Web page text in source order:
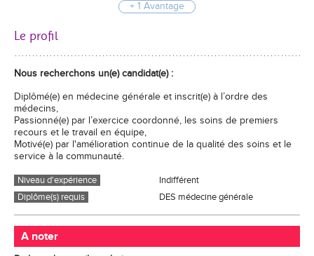
+ 1 Avantage
Le profil
Nous recherchons un(e) candidat(e) :
Diplômé(e) en médecine générale et inscrit(e) à l’ordre des
médecins,
Passionné(e) par l’exercice coordonné, les soins de premiers
recours et le travail en équipe,
Motivé(e) par l'amélioration continue de la qualité des soins et le
service à la communauté.
Niveau d'expérience
Indifférent
Diplôme(s) requis
DES médecine générale
A noter